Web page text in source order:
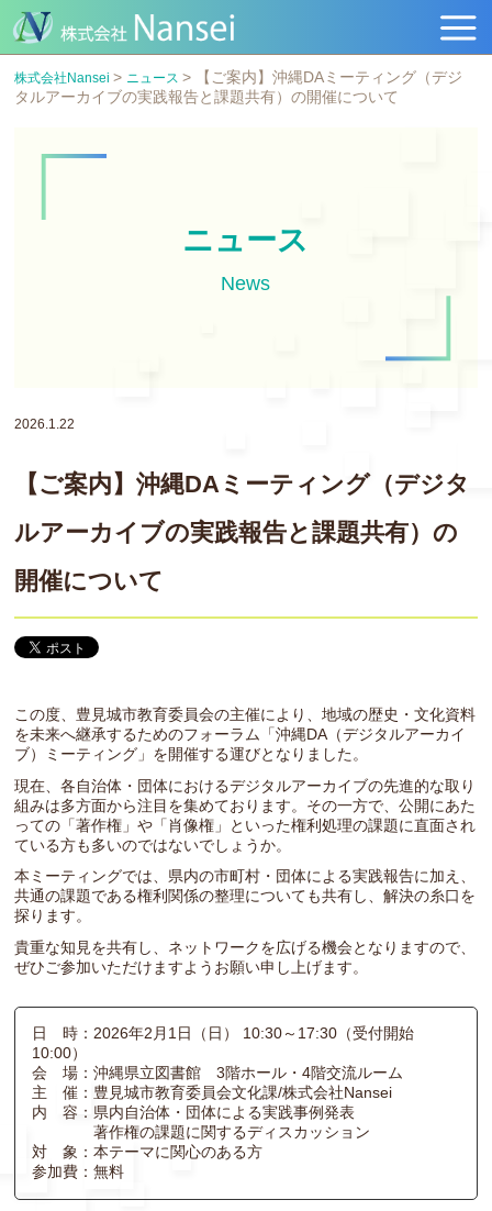
株式会社Nansei > ニュース >
【ご案内】沖縄DAミーティング（デジ
タルアーカイブの実践報告と課題共有）の開催について
ニュース
News
2026.1.22
【ご案内】沖縄DAミーティング（デジタ
ルアーカイブの実践報告と課題共有）の
開催について
この度、豊見城市教育委員会の主催により、地域の歴史・文化資料
を未来へ継承するためのフォーラム「沖縄DA（デジタルアーカイ
ブ）ミーティング」を開催する運びとなりました。
現在、各自治体・団体におけるデジタルアーカイブの先進的な取り
組みは多方面から注目を集めております。その一方で、公開にあた
っての「著作権」や「肖像権」といった権利処理の課題に直面され
ている方も多いのではないでしょうか。
本ミーティングでは、県内の市町村・団体による実践報告に加え、
共通の課題である権利関係の整理についても共有し、解決の糸口を
探ります。
貴重な知見を共有し、ネットワークを広げる機会となりますので、
ぜひご参加いただけますようお願い申し上げます。
日 時：2026年2月1日（日） 10:30～17:30（受付開始
10:00）
会 場：沖縄県立図書館 3階ホール・4階交流ルーム
主 催：豊見城市教育委員会文化課/株式会社Nansei
内 容：県内自治体・団体による実践事例発表
著作権の課題に関するディスカッション
対 象：本テーマに関心のある方
参加費：無料